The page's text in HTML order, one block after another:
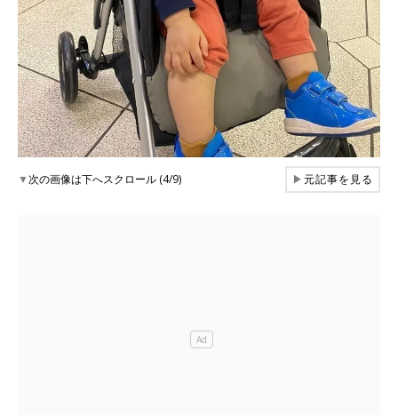
▼次の画像は下へスクロール (4/9) ▶元記事を見る